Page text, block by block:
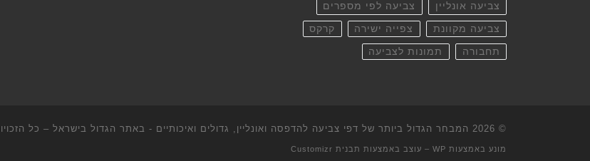
צביעה אונליין צביעה לפי מספרים
צביעה מקוונת צפייה ישירה קרקס
תחבורה תמונות לצביעה
© 2026 המבחר הגדול ביותר של דפי צביעה להדפסה ואונליין, גדולים ואיכותיים - באתר הגדול בישראל – כל
מונע באמצעות WP – עוצב באמצעות תבנית Customizr